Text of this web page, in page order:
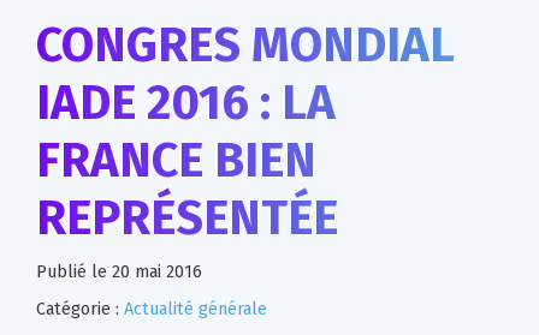
CONGRES MONDIAL
IADE 2016 : LA
FRANCE BIEN
REPRÉSENTÉE
Publié le 20 mai 2016
Catégorie : Actualité générale